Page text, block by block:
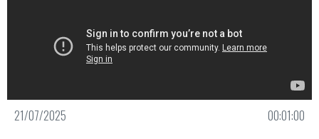
21/07/2025 00:01:00